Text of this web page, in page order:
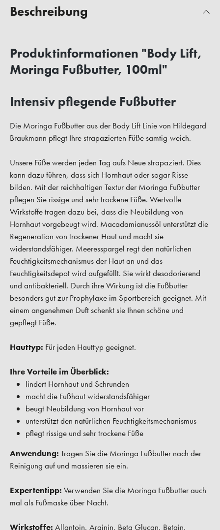
Beschreibung
Produktinformationen "Body Lift,
Moringa Fußbutter, 100ml"
Intensiv pflegende Fußbutter
Die Moringa Fußbutter aus der Body Lift Linie von Hildegard
Braukmann pflegt Ihre strapazierten Füße samtig-weich.
Unsere Füße werden jeden Tag aufs Neue strapaziert. Dies
kann dazu führen, dass sich Hornhaut oder sogar Risse
bilden. Mit der reichhaltigen Textur der Moringa Fußbutter
pflegen Sie rissige und sehr trockene Füße. Wertvolle
Wirkstoffe tragen dazu bei, dass die Neubildung von
Hornhaut vorgebeugt wird. Macadamianussöl unterstützt die
Regeneration von trockener Haut und macht sie
widerstandsfähiger. Meeresspargel regt den natürlichen
Feuchtigkeitsmechanismus der Haut an und das
Feuchtigkeitsdepot wird aufgefüllt. Sie wirkt desodorierend
und antibakteriell. Durch ihre Wirkung ist die Fußbutter
besonders gut zur Prophylaxe im Sportbereich geeignet. Mit
einem angenehmen Duft schenkt sie Ihnen schöne und
gepflegt Füße.
Hauttyp: Für jeden Hauttyp geeignet.
Ihre Vorteile im Überblick:
lindert Hornhaut und Schrunden
macht die Fußhaut widerstandsfähiger
beugt Neubildung von Hornhaut vor
unterstützt den natürlichen Feuchtigkeitsmechanismus
pflegt rissige und sehr trockene Füße
Anwendung: Tragen Sie die Moringa Fußbutter nach der
Reinigung auf und massieren sie ein.
Expertentipp: Verwenden Sie die Moringa Fußbutter auch
mal als Fußmaske über Nacht.
Wirkstoffe: Allantoin, Arginin, Beta Glucan, Betain,